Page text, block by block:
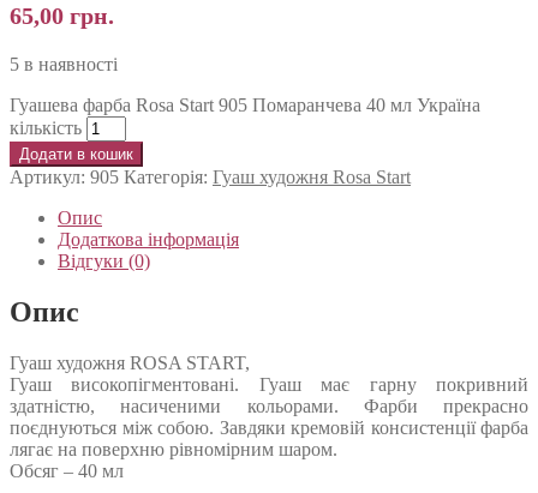
65,00 грн.
5 в наявності
Гуашева фарба Rosa Start 905 Помаранчева 40 мл Україна
кількість
Додати в кошик
Артикул: 905 Категорія: Гуаш художня Rosa Start
Опис
Додаткова інформація
Відгуки (0)
Опис
Гуаш художня ROSA START,
Гуаш високопігментовані. Гуаш має гарну покривний
здатністю, насиченими кольорами. Фарби прекрасно
поєднуються між собою. Завдяки кремовій консистенції фарба
лягає на поверхню рівномірним шаром.
Обсяг – 40 мл